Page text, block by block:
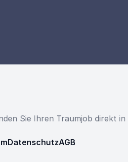
Sie Ihren Traumjob direkt
DatenschutzAGB